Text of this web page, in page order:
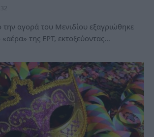
αγορά του Μενιδίου εξαγριώθηκε
«αέρα» της ΕΡΤ, εκτοξεύοντας…